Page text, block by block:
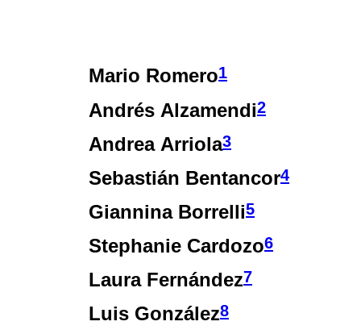
Mario Romero1
Andrés Alzamendi2
Andrea Arriola3
Sebastián Bentancor4
Giannina Borrelli5
Stephanie Cardozo6
Laura Fernández7
Luis González8